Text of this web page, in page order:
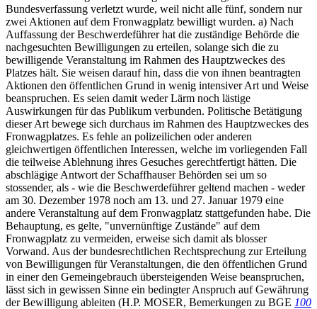
Bundesverfassung verletzt wurde, weil nicht alle fünf, sondern nur
zwei Aktionen auf dem Fronwagplatz bewilligt wurden. a) Nach
Auffassung der Beschwerdeführer hat die zuständige Behörde die
nachgesuchten Bewilligungen zu erteilen, solange sich die zu
bewilligende Veranstaltung im Rahmen des Hauptzweckes des
Platzes hält. Sie weisen darauf hin, dass die von ihnen beantragten
Aktionen den öffentlichen Grund in wenig intensiver Art und Weise
beanspruchen. Es seien damit weder Lärm noch lästige
Auswirkungen für das Publikum verbunden. Politische Betätigung
dieser Art bewege sich durchaus im Rahmen des Hauptzweckes des
Fronwagplatzes. Es fehle an polizeilichen oder anderen
gleichwertigen öffentlichen Interessen, welche im vorliegenden Fall
die teilweise Ablehnung ihres Gesuches gerechtfertigt hätten. Die
abschlägige Antwort der Schaffhauser Behörden sei um so
stossender, als - wie die Beschwerdeführer geltend machen - weder
am 30. Dezember 1978 noch am 13. und 27. Januar 1979 eine
andere Veranstaltung auf dem Fronwagplatz stattgefunden habe. Die
Behauptung, es gelte, "unvernünftige Zustände" auf dem
Fronwagplatz zu vermeiden, erweise sich damit als blosser
Vorwand. Aus der bundesrechtlichen Rechtsprechung zur Erteilung
von Bewilligungen für Veranstaltungen, die den öffentlichen Grund
in einer den Gemeingebrauch übersteigenden Weise beanspruchen,
lässt sich in gewissen Sinne ein bedingter Anspruch auf Gewährung
der Bewilligung ableiten (H.P. MOSER, Bemerkungen zu BGE 100